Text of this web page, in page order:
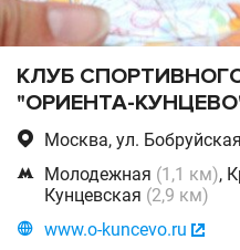
КЛУБ
"ОРИЕНТА-
 Москва, ул.
 Молодежная (1,1 км),
Кунцевская (2,9 км)
 www.o-kuncevo.ru 